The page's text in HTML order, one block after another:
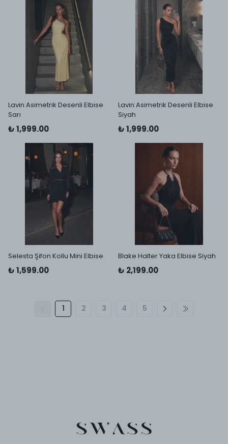
Lavin Asimetrik Desenli Elbise
Sarı
₺ 1,999.00
Lavin Asimetrik Desenli Elbise
Siyah
₺ 1,999.00
Selesta Şifon Kollu Mini Elbise
₺ 1,599.00
Blake Halter Yaka Elbise Siyah
₺ 2,199.00
1 2 3 4 5